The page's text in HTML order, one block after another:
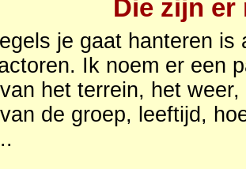
Die zijn er
je gaat hanteren is
Ik noem er een
het terrein, het
de groep, leeftijd,